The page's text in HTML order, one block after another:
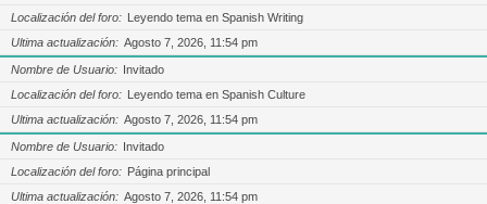
Localización del foro
Leyendo tema en Spanish Writing
Ultima actualización
Agosto 7, 2026, 11:54 pm
Nombre de Usuario
Invitado
Localización del foro
Leyendo tema en Spanish Culture
Ultima actualización
Agosto 7, 2026, 11:54 pm
Nombre de Usuario
Invitado
Localización del foro
Página principal
Ultima actualización
Agosto 7, 2026, 11:54 pm